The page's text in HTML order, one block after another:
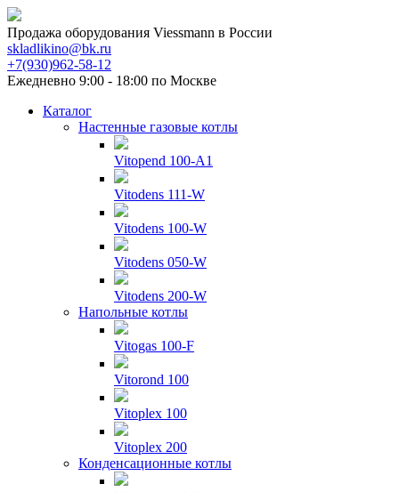
Продажа оборудования Viessmann в России
skladlikino@bk.ru
+7(930)962-58-12
Ежедневно 9:00 - 18:00 по Москве
Каталог
Настенные газовые котлы
Vitopend 100-A1
Vitodens 111-W
Vitodens 100-W
Vitodens 050-W
Vitodens 200-W
Напольные котлы
Vitogas 100-F
Vitorond 100
Vitoplex 100
Vitoplex 200
Конденсационные котлы